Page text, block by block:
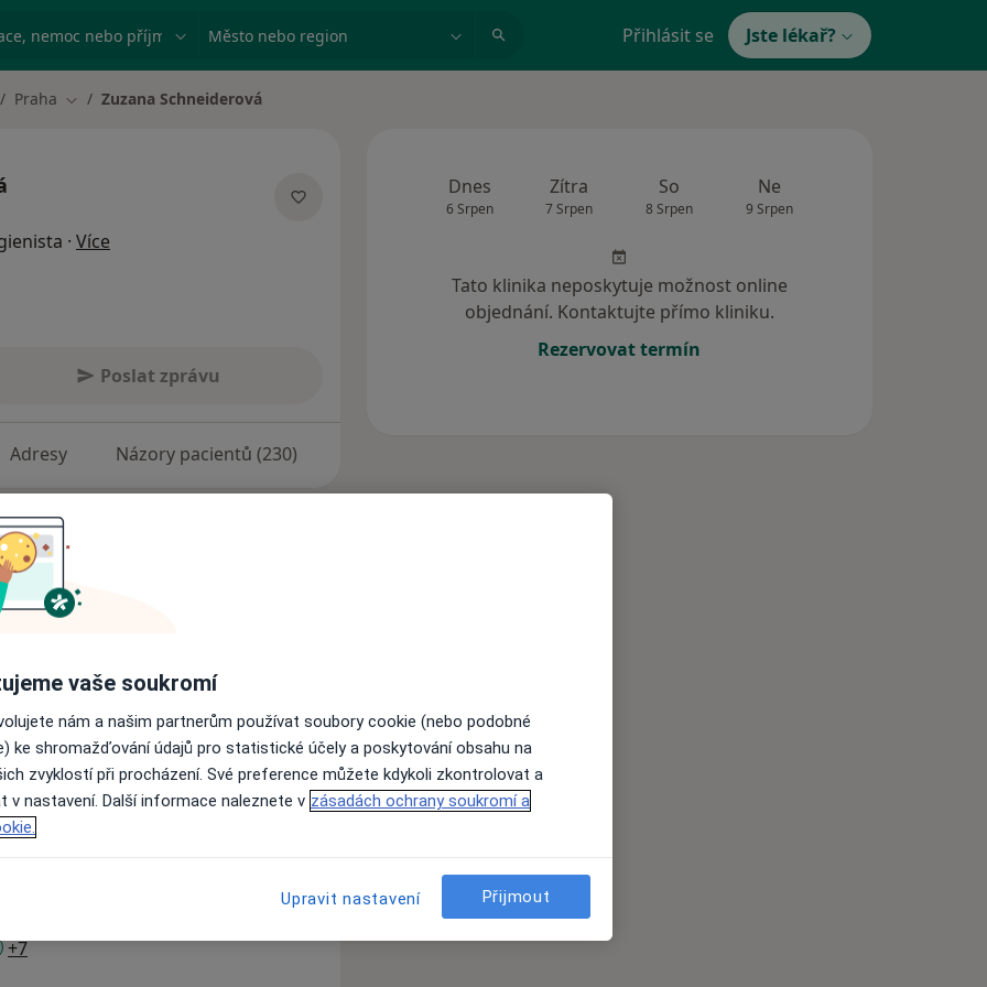
nemoc nebo příjmení Město nebo region Přihlásit se Jste lékař?
Praha Změna města
Zuzana Schneiderová
· Více
Poslat zprávu
Adresy Názory pacientů (230)
Neváhejte se
dentálním hygienistkám Anně
svůj kalendář. Na ordinační bělení
Na domácí bělení stačí 1
o cenách za ošetření na:
střední ekonomická škola
studium vyšší odborná škola
Kvalifikace, kurzy:
s osvědčením k výkonu
v oboru dentální hygienistka
na vzdělávacích akcí: Řešení
Chirurgie parodontu, Víkendová
+7a11y_sr_more_diseases
Dnes
6 Srpen
Zítra
7 Srpen
So
8 Srpen
Ne
9 Srpen
Tato klinika neposkytuje možnost online
objednání. Kontaktujte přímo kliniku.
Rezervovat termín
vaše soukromí
nám a našim partnerům používat soubory cookie (nebo podobné
ke shromažďování údajů pro statistické účely a poskytování obsahu na
zvyklostí při procházení. Své preference můžete kdykoli zkontrolovat a
v nastavení. Další informace naleznete v zásadách ochrany soukromí a
Upravit nastavení Přijmout